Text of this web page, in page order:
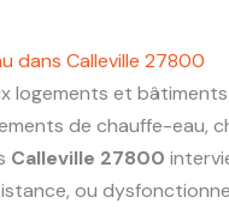
dans Calleville 27800
logements et
de chauffe-eau,
Calleville 27800
ou